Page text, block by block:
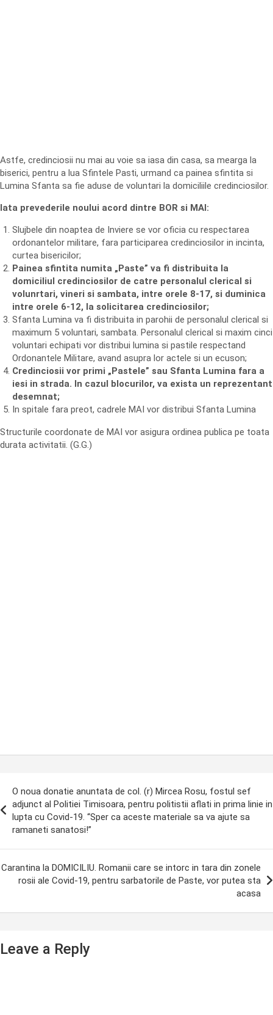
Astfe, credinciosii nu mai au voie sa iasa din casa, sa mearga la
biserici, pentru a lua Sfintele Pasti, urmand ca painea sfintita si
Lumina Sfanta sa fie aduse de voluntari la domiciliile credinciosilor.
Iata prevederile noului acord dintre BOR si MAI:
Slujbele din noaptea de Inviere se vor oficia cu respectarea
ordonantelor militare, fara participarea credinciosilor in incinta,
curtea bisericilor;
Painea sfintita numita „Paste” va fi distribuita la
domiciliul credinciosilor de catre personalul clerical si
volunrtari, vineri si sambata, intre orele 8-17, si duminica
intre orele 6-12, la solicitarea credinciosilor;
Sfanta Lumina va fi distribuita in parohii de personalul clerical si
maximum 5 voluntari, sambata. Personalul clerical si maxim cinci
voluntari echipati vor distribui lumina si pastile respectand
Ordonantele Militare, avand asupra lor actele si un ecuson;
Credinciosii vor primi „Pastele” sau Sfanta Lumina fara a
iesi in strada. In cazul blocurilor, va exista un reprezentant
desemnat;
In spitale fara preot, cadrele MAI vor distribui Sfanta Lumina
Structurile coordonate de MAI vor asigura ordinea publica pe toata
durata activitatii. (G.G.)
O noua donatie anuntata de col. (r) Mircea Rosu, fostul sef
adjunct al Politiei Timisoara, pentru politistii aflati in prima linie in
lupta cu Covid-19. “Sper ca aceste materiale sa va ajute sa
ramaneti sanatosi!”
Carantina la DOMICILIU. Romanii care se intorc in tara din zonele
rosii ale Covid-19, pentru sarbatorile de Paste, vor putea sta
acasa
Leave a Reply